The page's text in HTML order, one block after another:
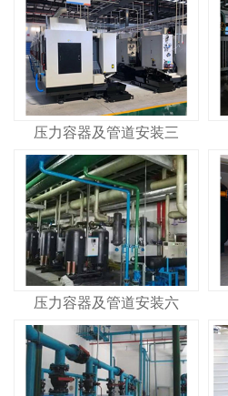
压力容器及管道安装三
压力容器及管道安装六